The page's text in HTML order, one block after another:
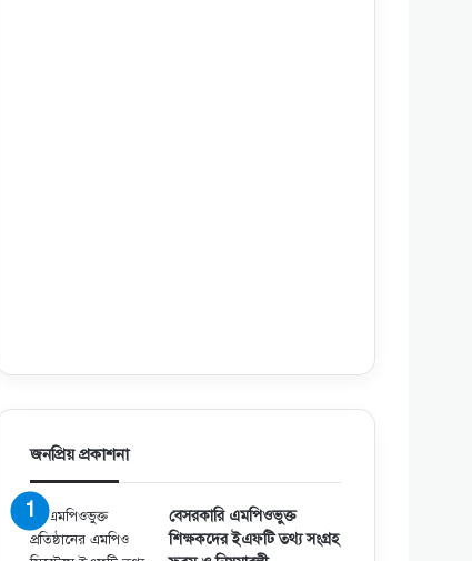
জনপ্রিয় প্রকাশনা
বেসরকারি এমপিওভুক্ত
শিক্ষকদের ইএফটি তথ্য সংগ্রহ